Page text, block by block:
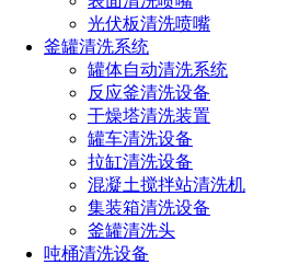
光伏板清洗喷嘴
釜罐清洗系统
罐体自动清洗系统
反应釜清洗设备
干燥塔清洗装置
罐车清洗设备
拉缸清洗设备
混凝土搅拌站清洗机
集装箱清洗设备
釜罐清洗头
吨桶清洗设备
1、180°无死角清洗
清洗器工作时，液体压力驱动清洗器
击力水柱在罐壁180度以下做三维划
集网格实现无死角清洗，如图球形